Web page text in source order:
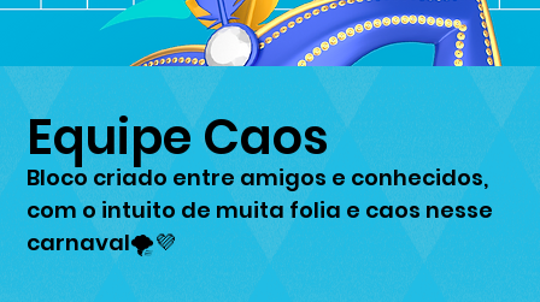
Equipe Caos
Bloco criado entre amigos e conhecidos,
com o intuito de muita folia e caos nesse
carnaval🌪️💜